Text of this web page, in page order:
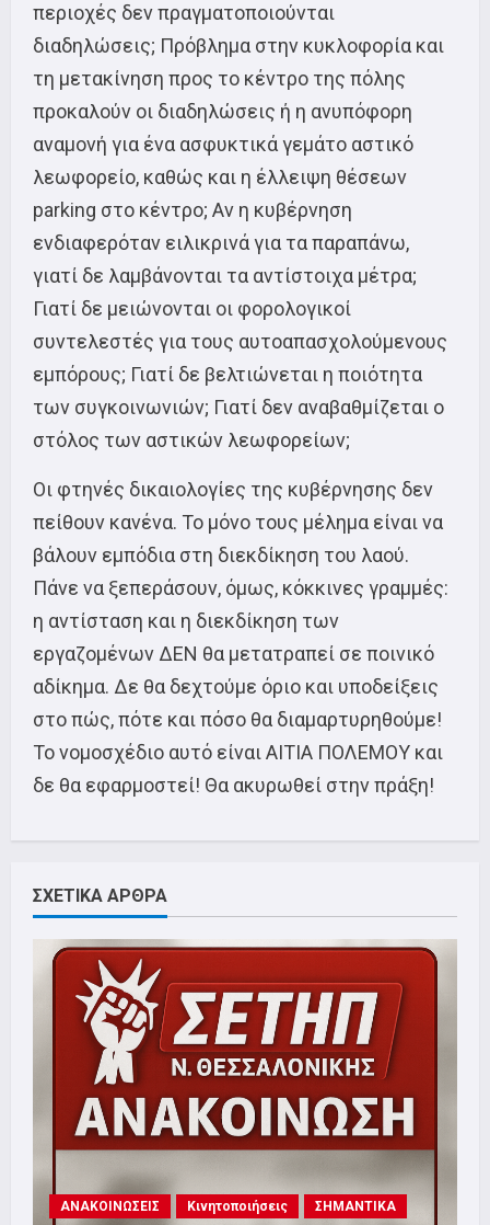
περιοχές δεν πραγματοποιούνται
διαδηλώσεις; Πρόβλημα στην κυκλοφορία και
τη μετακίνηση προς το κέντρο της πόλης
προκαλούν οι διαδηλώσεις ή η ανυπόφορη
αναμονή για ένα ασφυκτικά γεμάτο αστικό
λεωφορείο, καθώς και η έλλειψη θέσεων
parking στο κέντρο; Αν η κυβέρνηση
ενδιαφερόταν ειλικρινά για τα παραπάνω,
γιατί δε λαμβάνονται τα αντίστοιχα μέτρα;
Γιατί δε μειώνονται οι φορολογικοί
συντελεστές για τους αυτοαπασχολούμενους
εμπόρους; Γιατί δε βελτιώνεται η ποιότητα
των συγκοινωνιών; Γιατί δεν αναβαθμίζεται ο
στόλος των αστικών λεωφορείων;
Οι φτηνές δικαιολογίες της κυβέρνησης δεν
πείθουν κανένα. Το μόνο τους μέλημα είναι να
βάλουν εμπόδια στη διεκδίκηση του λαού.
Πάνε να ξεπεράσουν, όμως, κόκκινες γραμμές:
η αντίσταση και η διεκδίκηση των
εργαζομένων ΔΕΝ θα μετατραπεί σε ποινικό
αδίκημα. Δε θα δεχτούμε όριο και υποδείξεις
στο πώς, πότε και πόσο θα διαμαρτυρηθούμε!
Το νομοσχέδιο αυτό είναι ΑΙΤΙΑ ΠΟΛΕΜΟΥ και
δε θα εφαρμοστεί! Θα ακυρωθεί στην πράξη!
ΣΧΕΤΙΚΑ ΑΡΘΡΑ
ΑΝΑΚΟΙΝΩΣΕΙΣ Κινητοποιήσεις ΣΗΜΑΝΤΙΚΑ